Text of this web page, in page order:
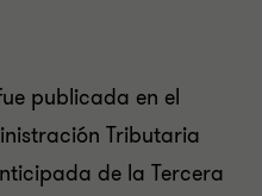
publicada en el
Tributaria
de la Tercera